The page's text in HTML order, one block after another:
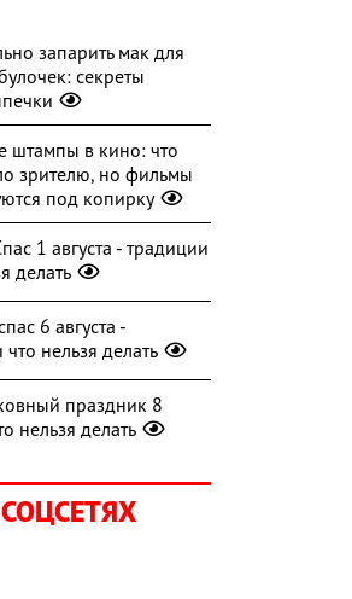
запарить мак для
секреты
штампы в кино: что
зрителю, но фильмы
под копирку
1 августа - традиции
делать
6 августа -
нельзя делать
праздник 8
нельзя делать